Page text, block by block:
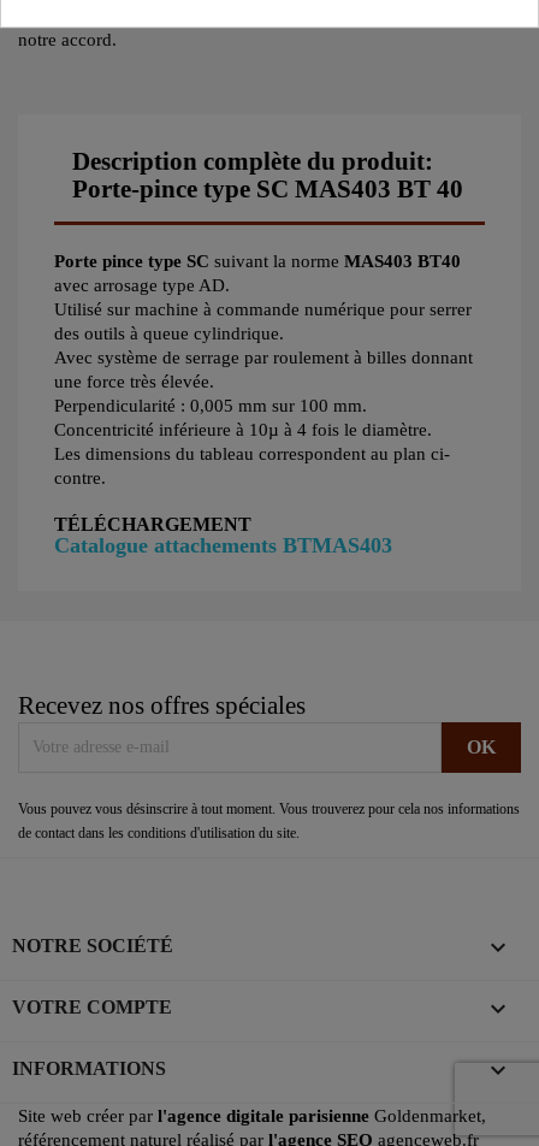
notre accord.
Description complète du produit:
Porte-pince type SC MAS403 BT 40
Porte pince type SC suivant la norme MAS403 BT40
avec arrosage type AD.
Utilisé sur machine à commande numérique pour serrer
des outils à queue cylindrique.
Avec système de serrage par roulement à billes donnant
une force très élevée.
Perpendicularité : 0,005 mm sur 100 mm.
Concentricité inférieure à 10µ à 4 fois le diamètre.
Les dimensions du tableau correspondent au plan ci-
contre.
TÉLÉCHARGEMENT
Catalogue attachements BTMAS403
Recevez nos offres spéciales
Vous pouvez vous désinscrire à tout moment. Vous trouverez pour cela nos informations
de contact dans les conditions d'utilisation du site.
NOTRE SOCIÉTÉ 
VOTRE COMPTE 
INFORMATIONS keyboard_arrow_down
Site web créer par l'agence digitale parisienne Goldenmarket,
référencement naturel réalisé par l'agence SEO agenceweb.fr